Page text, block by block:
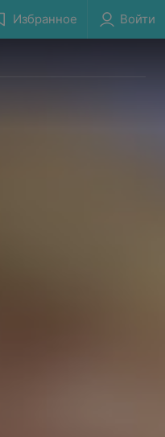
Избранное Войти